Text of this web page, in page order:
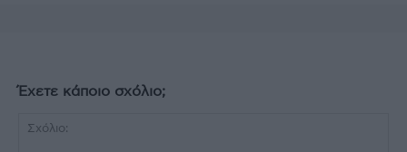
Έχετε κάποιο σχόλιο;